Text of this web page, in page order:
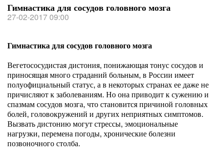
Гимнастика для сосудов головного мозга
27-02-2017 09:00
Гимнастика для сосудов головного мозга
Вегетососудистая дистония, понижающая тонус сосудов и
приносящая много страданий больным, в России имеет
полуофициальный статус, а в некоторых странах ее даже не
причисляют к заболеваниям. Но она приводит к сужению и
спазмам сосудов мозга, что становится причиной головных
болей, головокружений и других неприятных симптомов.
Вызвать дистонию могут стрессы, эмоциональные
нагрузки, перемена погоды, хронические болезни
позвоночного столба.